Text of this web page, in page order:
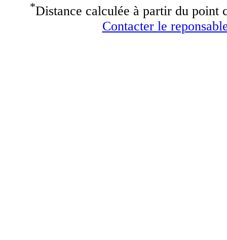
*Distance calculée à partir du point
Contacter le